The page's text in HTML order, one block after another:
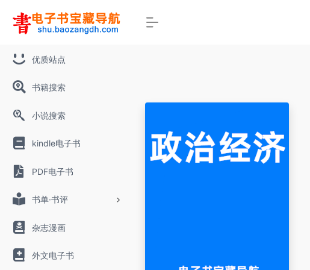
优质站点
书籍搜索
小说搜索
kindle电子书
PDF电子书
书单·书评
杂志漫画
外文电子书